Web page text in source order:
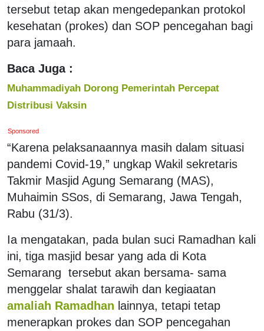
tersebut tetap akan mengedepankan protokol
kesehatan (prokes) dan SOP pencegahan bagi
para jamaah.
Baca Juga :
Muhammadiyah Dorong Pemerintah Percepat
Distribusi Vaksin
Sponsored
“Karena pelaksanaannya masih dalam situasi
pandemi Covid-19,” ungkap Wakil sekretaris
Takmir Masjid Agung Semarang (MAS),
Muhaimin SSos, di Semarang, Jawa Tengah,
Rabu (31/3).
Ia mengatakan, pada bulan suci Ramadhan kali
ini, tiga masjid besar yang ada di Kota
Semarang tersebut akan bersama- sama
menggelar shalat tarawih dan kegiaatan
amaliah Ramadhan lainnya, tetapi tetap
menerapkan prokes dan SOP pencegahan